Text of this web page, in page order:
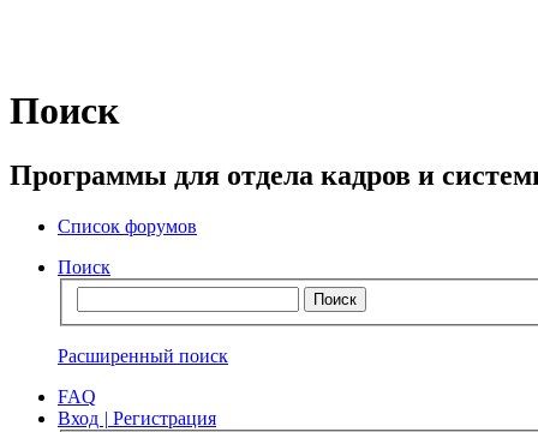
Поиск
Программы для отдела кадров и
Список форумов
Поиск
Расширенный поиск
FAQ
Вход | Регистрация